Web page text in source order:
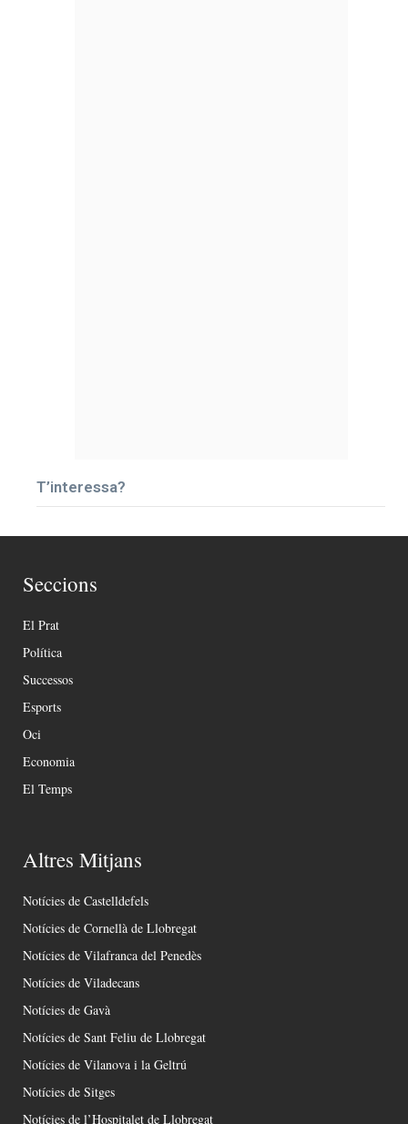
T’interessa?
Seccions
El Prat
Política
Successos
Esports
Oci
Economia
El Temps
Altres Mitjans
Notícies de Castelldefels
Notícies de Cornellà de Llobregat
Notícies de Vilafranca del Penedès
Notícies de Viladecans
Notícies de Gavà
Notícies de Sant Feliu de Llobregat
Notícies de Vilanova i la Geltrú
Notícies de Sitges
Notícies de l’Hospitalet de Llobregat